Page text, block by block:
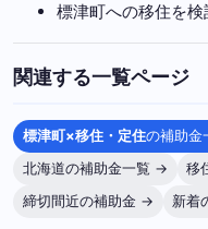
標津町への移住を
関連する一覧ページ
標津町×移住・定住の補助金
北海道の補助金一覧 →
移
締切間近の補助金 →
新着